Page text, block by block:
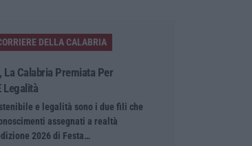
DELLA CALABRIA
La Calabria Premiata Per
Legalità
e legalità sono i due fili che
assegnati a realtà
2026 di Festa…